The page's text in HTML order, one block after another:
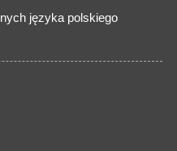
języka polskiego